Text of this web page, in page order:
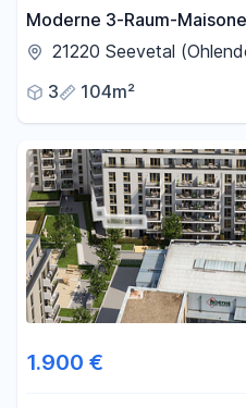
Moderne 3-Raum-
Dachterasse in Seevetal
21220 Seevetal
3
104m²
1.900 €